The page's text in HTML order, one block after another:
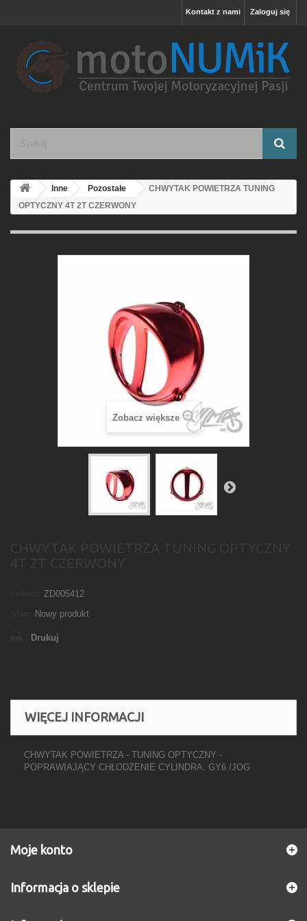
Zaloguj się
Kontakt z nami
Inne Pozostałe
CHWYTAK POWIETRZA TUNING
OPTYCZNY 4T 2T CZERWONY
Zobacz większe
ZD005412
Nowy produkt
Drukuj
WIĘCEJ INFORMACJI
CHWYTAK POWIETRZA - TUNING OPTYCZNY -
POPRAWIAJĄCY CHŁODZENIE CYLINDRA. GY6 /JOG
Moje konto
Informacja o sklepie